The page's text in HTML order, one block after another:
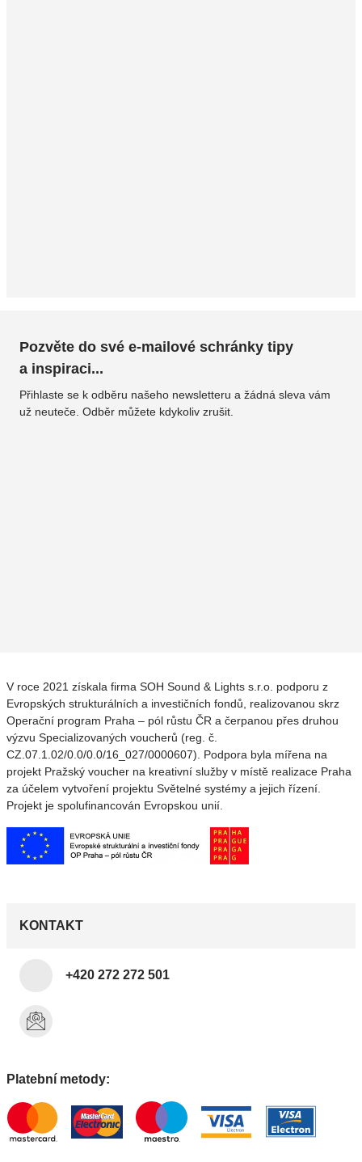
Pozvěte do své e-mailové schránky tipy
a inspiraci...
Přihlaste se k odběru našeho newsletteru a žádná sleva vám
už neuteče. Odběr můžete kdykoliv zrušit.
V roce 2021 získala firma SOH Sound & Lights s.r.o. podporu z
Evropských strukturálních a investičních fondů, realizovanou skrz
Operační program Praha – pól růstu ČR a čerpanou přes druhou
výzvu Specializovaných voucherů (reg. č.
CZ.07.1.02/0.0/0.0/16_027/0000607). Podpora byla mířena na
projekt Pražský voucher na kreativní služby v místě realizace Praha
za účelem vytvoření projektu Světelné systémy a jejich řízení.
Projekt je spolufinancován Evropskou unií.
KONTAKT
+420 272 272 501
Platební metody: